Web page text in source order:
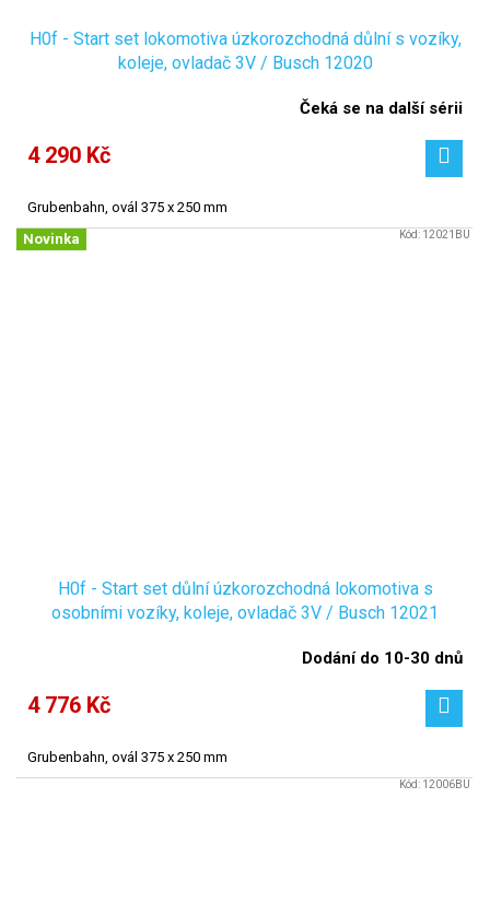
H0f - Start set lokomotiva úzkorozchodná důlní s vozíky,
koleje, ovladač 3V / Busch 12020
Čeká se na další sérii
4 290 Kč
Grubenbahn, ovál 375 x 250 mm
Novinka
H0f - Start set důlní úzkorozchodná lokomotiva s
osobními vozíky, koleje, ovladač 3V / Busch 12021
Dodání do 10-30 dnů
4 776 Kč
Grubenbahn, ovál 375 x 250 mm
Kód: 12021BU
Kód: 12006BU